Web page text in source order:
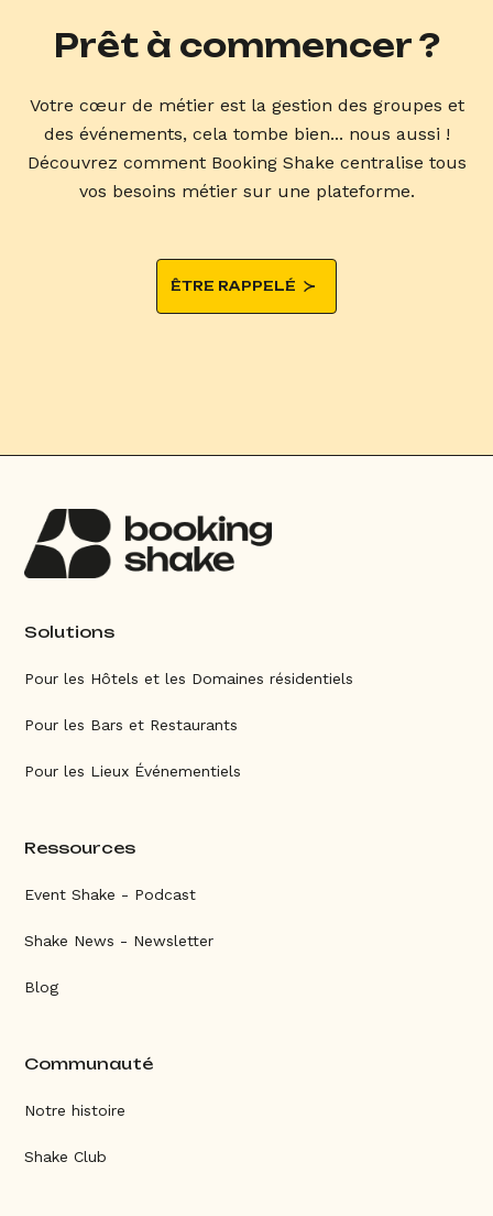
Prêt à commencer ?
Votre cœur de métier est la gestion des groupes et
des événements, cela tombe bien... nous aussi !
Découvrez comment Booking Shake centralise tous
vos besoins métier sur une plateforme.
ÊTRE RAPPELÉ
Solutions
Pour les Hôtels et les Domaines résidentiels
Pour les Bars et Restaurants
Pour les Lieux Événementiels
Ressources
Event Shake - Podcast
Shake News - Newsletter
Blog
Communauté
Notre histoire
Shake Club